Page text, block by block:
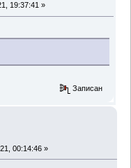
19:37:41 »
Записан
00:14:46 »